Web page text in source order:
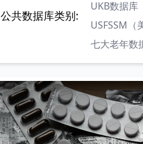
公共数据库类别:
UKB数据库
USFSSM（
七大老年数